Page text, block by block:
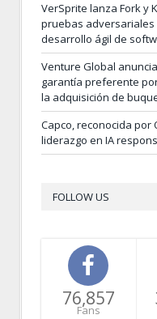
VerSprite lanza Fork y
pruebas adversariales
desarrollo ágil de
Venture Global
garantía preferente
la adquisición de
Capco, reconocida por
liderazgo en IA
FOLLOW US
76,857
Fans